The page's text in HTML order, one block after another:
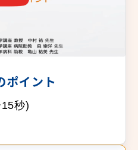
ポイント
秒)